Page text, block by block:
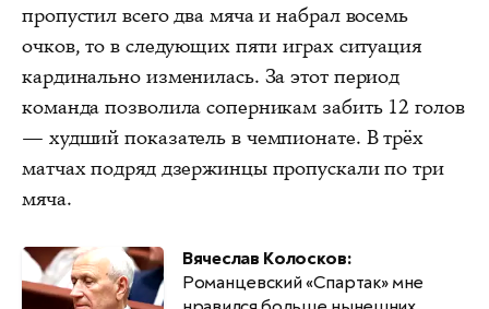
пропустил всего два мяча и набрал восемь
очков, то в следующих пяти играх ситуация
кардинально изменилась. За этот период
команда позволила соперникам забить 12 голов
— худший показатель в чемпионате. В трёх
матчах подряд дзержинцы пропускали по три
мяча.
Вячеслав Колосков:
Романцевский «Спартак» мне